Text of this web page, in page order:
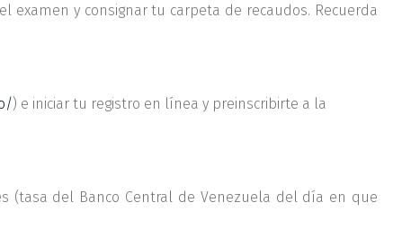
y consignar tu carpeta de recaudos. Recuerda
) e iniciar tu registro en línea y preinscribirte a la
(tasa del Banco Central de Venezuela del día en que